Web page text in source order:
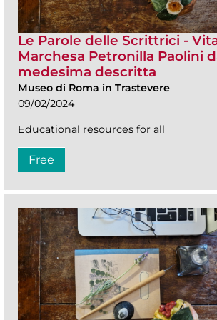
Le Parole delle Scrittrici -
Marchesa Petronilla Paolini
medesima descritta
Museo di Roma in Trastevere
09/02/2024
Educational resources for all
Free